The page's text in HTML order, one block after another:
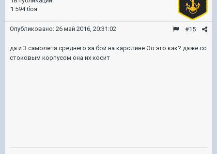
1 594 боя
#15
Опубликовано: 26 май 2016, 20:31:02
да и 3 самолета среднего за бой на каролине Оо это как? даже со
стоковым корпусом она их косит